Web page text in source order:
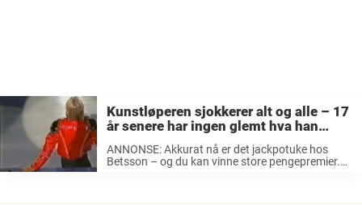
Kunstløperen sjokkerer alt og alle – 17
år senere har ingen glemt hva han
ANNONSE: Akkurat nå er det jackpotuke hos
Betsson – og du kan vinne store pengepremier.